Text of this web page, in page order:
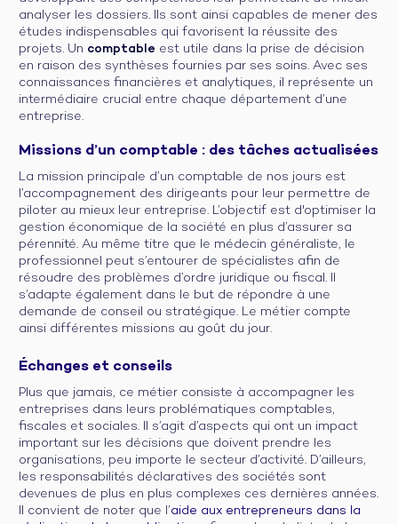
analyser les dossiers. Ils sont ainsi capables de mener des
études indispensables qui favorisent la réussite des
projets. Un comptable est utile dans la prise de décision
en raison des synthèses fournies par ses soins. Avec ses
connaissances financières et analytiques, il représente un
intermédiaire crucial entre chaque département d’une
entreprise.
Missions d’un comptable : des tâches actualisées
La mission principale d’un comptable de nos jours est
l’accompagnement des dirigeants pour leur permettre de
piloter au mieux leur entreprise. L’objectif est d'optimiser la
gestion économique de la société en plus d’assurer sa
pérennité. Au même titre que le médecin généraliste, le
professionnel peut s’entourer de spécialistes afin de
résoudre des problèmes d’ordre juridique ou fiscal. Il
s’adapte également dans le but de répondre à une
demande de conseil ou stratégique. Le métier compte
ainsi différentes missions au goût du jour.
Échanges et conseils
Plus que jamais, ce métier consiste à accompagner les
entreprises dans leurs problématiques comptables,
fiscales et sociales. Il s’agit d’aspects qui ont un impact
important sur les décisions que doivent prendre les
organisations, peu importe le secteur d’activité. D’ailleurs,
les responsabilités déclaratives des sociétés sont
devenues de plus en plus complexes ces dernières années.
Il convient de noter que l’aide aux entrepreneurs dans la